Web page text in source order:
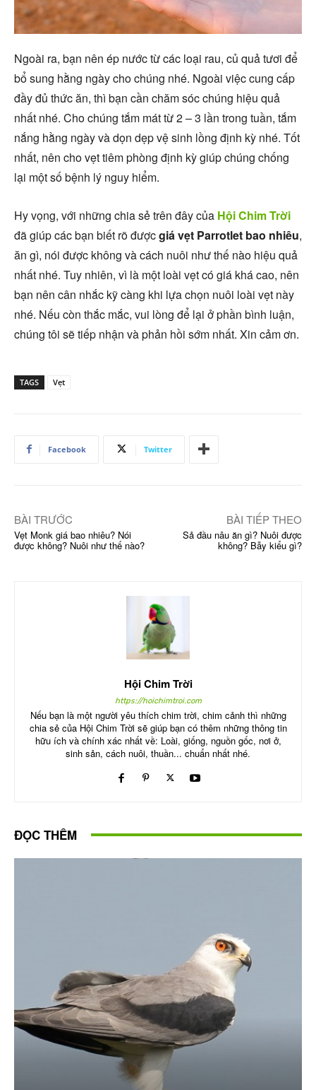
Ngoài ra, bạn nên ép nước từ các loại rau, củ quả tươi để
bổ sung hằng ngày cho chúng nhé. Ngoài việc cung cấp
đầy đủ thức ăn, thì bạn cần chăm sóc chúng hiệu quả
nhất nhé. Cho chúng tắm mát từ 2 – 3 lần trong tuần, tắm
nắng hằng ngày và dọn dẹp vệ sinh lồng định kỳ nhé. Tốt
nhất, nên cho vẹt tiêm phòng định kỳ giúp chúng chống
lại một số bệnh lý nguy hiểm.
Hy vọng, với những chia sẻ trên đây của Hội Chim Trời
đã giúp các bạn biết rõ đượcgiá vẹt Parrotlet bao nhiêu,
ăn gì, nói được không và cách nuôi như thế nào hiệu quả
nhất nhé. Tuy nhiên, vì là một loài vẹt có giá khá cao, nên
bạn nên cân nhắc kỹ càng khi lựa chọn nuôi loài vẹt này
nhé. Nếu còn thắc mắc, vui lòng để lại ở phần bình luận,
chúng tôi sẽ tiếp nhận và phản hồi sớm nhất. Xin cảm ơn.
TAGS Vẹt
Facebook Twitter
BÀI TRƯỚC
Vẹt Monk giá bao nhiêu? Nói
được không? Nuôi như thế nào?
BÀI TIẾP THEO
Sả đầu nâu ăn gì? Nuôi được
không? Bẫy kiểu gì?
Hội Chim Trời
https://hoichimtroi.com
Nếu bạn là một người yêu thích chim trời, chim cảnh thì những
chia sẻ của Hội Chim Trời sẽ giúp bạn có thêm những thông tin
hữu ích và chính xác nhất về: Loài, giống, nguồn gốc, nơi ở,
sinh sản, cách nuôi, thuần... chuẩn nhất nhé.
ĐỌC THÊM